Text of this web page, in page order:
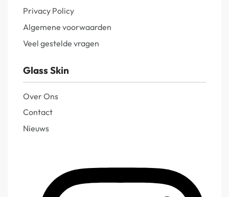
Privacy Policy
Algemene voorwaarden
Veel gestelde vragen
Glass Skin
Over Ons
Contact
Nieuws